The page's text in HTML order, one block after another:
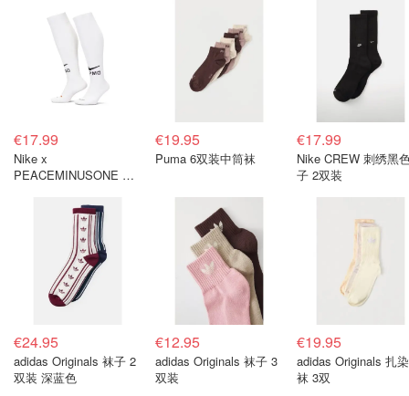
€17.99
Nike x
PEACEMINUSONE 联
€19.95
Puma 6双装中筒袜
€17.99
Nike CREW 刺绣黑
子 2双装
€24.95
adidas Originals 袜子 2
双装 深蓝色
€12.95
adidas Originals 袜子 3
双装
€19.95
adidas Originals 扎
袜 3双